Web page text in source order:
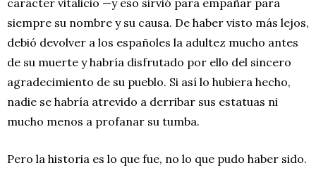
siempre su nombre y su causa. De haber visto más lejos,
debió devolver a los españoles la adultez mucho antes
de su muerte y habría disfrutado por ello del sincero
agradecimiento de su pueblo. Si así lo hubiera hecho,
nadie se habría atrevido a derribar sus estatuas ni
mucho menos a profanar su tumba.
Pero la historia es lo que fue, no lo que pudo haber sido.